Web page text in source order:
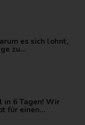
es sich lohnt,
zu…
in 6 Tagen! Wir
für einen…